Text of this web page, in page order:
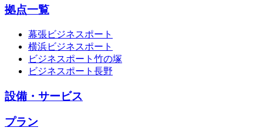
拠点一覧
幕張ビジネスポート
横浜ビジネスポート
ビジネスポート竹の塚
ビジネスポート長野
設備・サービス
プラン